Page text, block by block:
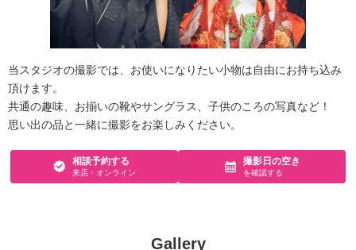
当スタジオの撮影では、お使いになりたい小物は自由にお持ち込み
頂けます。
共通の趣味、お揃いの靴やサングラス、子供のころの写真など！
思い出の品と一緒に撮影をお楽しみください。
相談予約する
来店・オンライン
撮影日の空き
を確認する
Gallery